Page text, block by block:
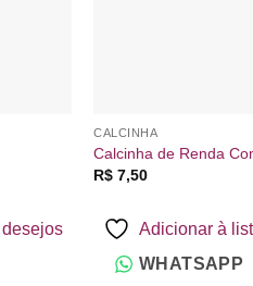
CALCINHA
Calcinha de Renda
R$ 7,50
Adicionar à
WHATSAPP